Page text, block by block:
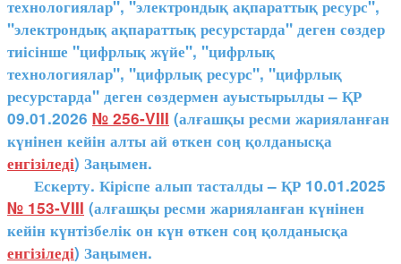
технологиялар", "электрондық ақпараттық ресурс",
"электрондық ақпараттық ресурстарда" деген сөздер
тиісінше "цифрлық жүйе", "цифрлық
технологиялар", "цифрлық ресурс", "цифрлық
ресурстарда" деген сөздермен ауыстырылды – ҚР
09.01.2026 № 256-VIII (алғашқы ресми жарияланған
күнінен кейін алты ай өткен соң қолданысқа
енгізіледі) Заңымен.
Ескерту. Кіріспе алып тасталды – ҚР 10.01.2025
№ 153-VIII (алғашқы ресми жарияланған күнінен
кейін күнтізбелік он күн өткен соң қолданысқа
енгізіледі) Заңымен.